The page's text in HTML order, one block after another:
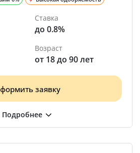
Ставка
до 0.8%
Возраст
от 18 до 90 лет
заявку